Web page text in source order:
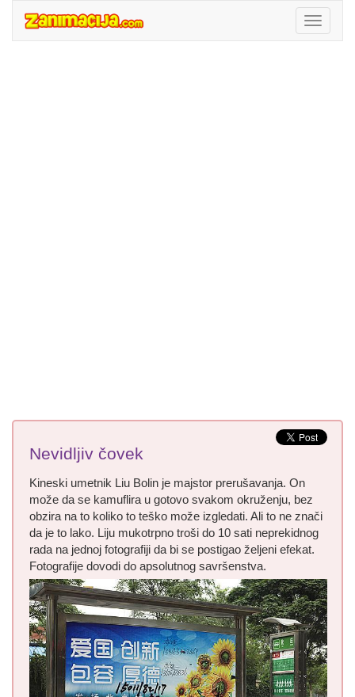
Nevidljiv čovek
Kineski umetnik Liu Bolin je majstor prerušavanja. On
može da se kamuflira u gotovo svakom okruženju, bez
obzira na to koliko to teško može izgledati. Ali to ne znači
da je to lako. Liju mukotrpno troši do 10 sati neprekidnog
rada na jednoj fotografiji da bi se postigao željeni efekat.
Fotografije dovodi do apsolutnog savršenstva.